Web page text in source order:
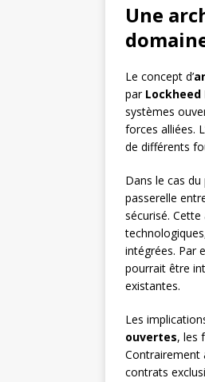
Une
Le concept d’
par
systèmes
forces alliées.
de différents
Dans le cas du
passerelle
sécurisé.
intégrées. Par
pourrait être
existantes.
Les
ouvertes, les
Contrairement
contrats